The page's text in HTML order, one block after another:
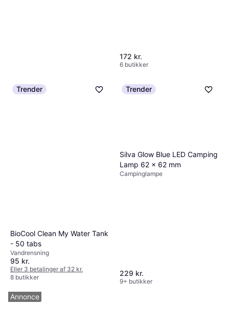
Lifestraw Peak Series 3L
172 kr.
6 butikker
Trender
BioCool Clean My Water Tank
- 50 tabs
Vandrensning
95 kr.
Eller 3 betalinger af 32 kr.
8 butikker
Trender
Silva Glow Blue LED Camping
Lamp 62 x 62 mm
Campinglampe
229 kr.
9+ butikker
Annonce